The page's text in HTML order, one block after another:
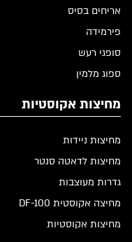
אריחים בסיס
פירמידה
סופגי רעש
ספוג מלמין
מחיצות אקוסטיות
מחיצות ניידות
מחיצות לדאטה סנטר
גדרות מעוצבות
מחיצה אקוסטית DF-100
מחיצות אקוסטיות